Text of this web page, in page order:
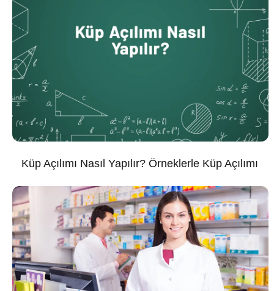
Küp Açılımı Nasıl Yapılır? Örneklerle Küp Açılımı